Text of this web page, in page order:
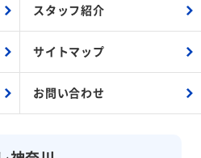
スタッフ紹介
サイトマップ
お問い合わせ